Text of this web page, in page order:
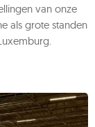
van onze
als grote standen